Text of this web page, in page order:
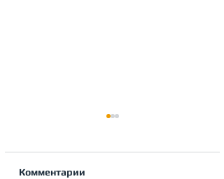
Комментарии